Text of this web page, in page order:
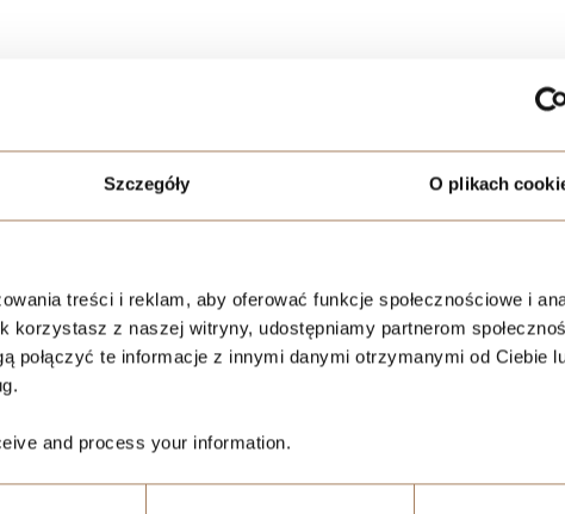
Szczegóły O plikach
treści i reklam, aby oferować funkcje społecznościowe i
korzystasz z naszej witryny, udostępniamy partnerom
połączyć te informacje z innymi danymi otrzymanymi od Ciebie
and process your information.
Lokalizacja